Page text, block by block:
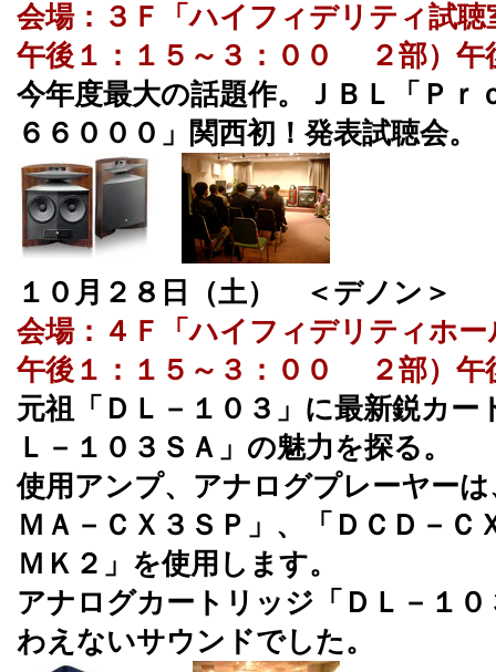
会場：３Ｆ「ハイフィデリティ試
午後１：１５～３：００ ２部）午
今年度最大の話題作。ＪＢＬ「Ｐｒ
６６０００」関西初！発表試聴会。
１０月２８日（土） ＜デノン＞
会場：４Ｆ「ハイフィデリティホ
午後１：１５～３：００ ２部）午
元祖「ＤＬ－１０３」に最新鋭カ
Ｌ－１０３ＳＡ」の魅力を探る。
使用アンプ、アナログプレーヤー
ＭＡ－ＣＸ３ＳＰ」、「ＤＣＤ－Ｃ
ＭＫ２」を使用します。
アナログカートリッジ「ＤＬ－１
わえないサウンドでした。